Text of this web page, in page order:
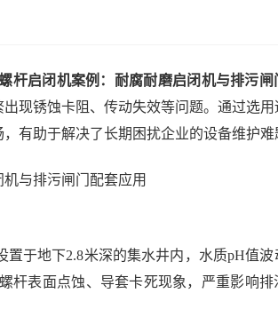
杆启闭机案例：耐腐耐磨启闭机与排污闸
现锈蚀卡阻、传动失效等问题。通过选用
有助于解决了长期困扰企业的设备维护难
于地下2.8米深的集水井内，水质pH值波
杆表面点蚀、导套卡死现象，严重影响排